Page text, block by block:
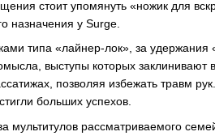
стоит упомянуть «ножик для
назначения у Surge.
типа «лайнер-лок», за удержания
выступы которых заклинивают
позволяя избежать травм
больших успехов.
рассматриваемого